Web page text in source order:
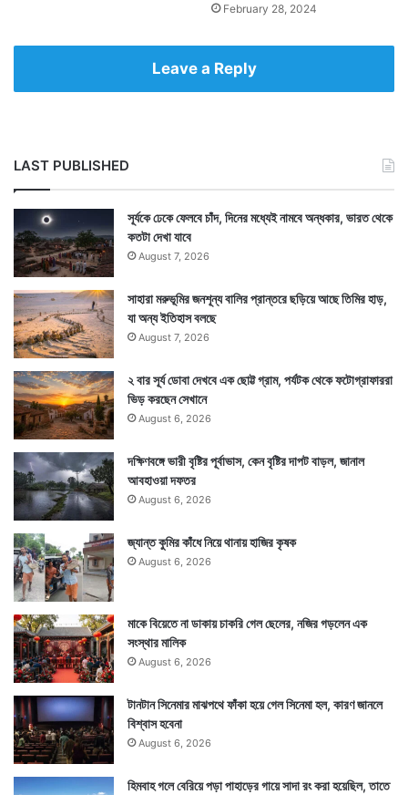
February 28, 2024
Leave a Reply
LAST PUBLISHED
সূর্যকে ঢেকে ফেলবে চাঁদ, দিনের মধ্যেই নামবে অন্ধকার, ভারত থেকে
কতটা দেখা যাবে
August 7, 2026
সাহারা মরুভূমির জনশূন্য বালির প্রান্তরে ছড়িয়ে আছে তিমির হাড়,
যা অন্য ইতিহাস বলছে
August 7, 2026
২ বার সূর্য ডোবা দেখবে এক ছোট্ট গ্রাম, পর্যটক থেকে ফটোগ্রাফাররা
ভিড় করছেন সেখানে
August 6, 2026
দক্ষিণবঙ্গে ভারী বৃষ্টির পূর্বাভাস, কেন বৃষ্টির দাপট বাড়ল, জানাল
আবহাওয়া দফতর
August 6, 2026
জ্যান্ত কুমির কাঁধে নিয়ে থানায় হাজির কৃষক
August 6, 2026
মাকে বিয়েতে না ডাকায় চাকরি গেল ছেলের, নজির গড়লেন এক
সংস্থার মালিক
August 6, 2026
টানটান সিনেমার মাঝপথে ফাঁকা হয়ে গেল সিনেমা হল, কারণ জানলে
বিশ্বাস হবেনা
August 6, 2026
হিমবাহ গলে বেরিয়ে পড়া পাহাড়ের গায়ে সাদা রং করা হয়েছিল, তাতে